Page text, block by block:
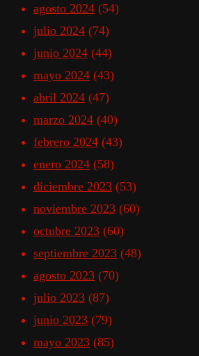
agosto 2024 (54)
julio 2024 (74)
junio 2024 (44)
mayo 2024 (43)
abril 2024 (47)
marzo 2024 (40)
febrero 2024 (43)
enero 2024 (58)
diciembre 2023 (53)
noviembre 2023 (60)
octubre 2023 (60)
septiembre 2023 (48)
agosto 2023 (70)
julio 2023 (87)
junio 2023 (79)
mayo 2023 (85)